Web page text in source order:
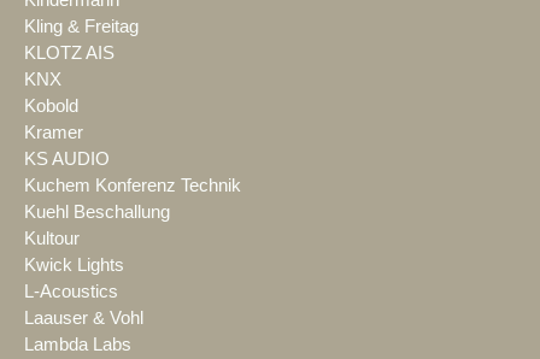
Kling & Freitag
KLOTZ AIS
KNX
Kobold
Kramer
KS AUDIO
Kuchem Konferenz Technik
Kuehl Beschallung
Kultour
Kwick Lights
L-Acoustics
Laauser & Vohl
Lambda Labs